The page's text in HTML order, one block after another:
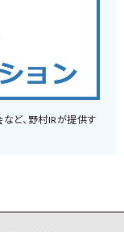
ど、野村IRが提供す